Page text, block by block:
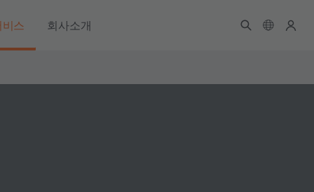
스 회사소개